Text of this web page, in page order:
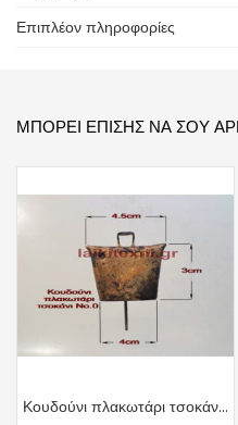
Επιπλέον πληροφορίες
ΜΠΟΡΕΊ ΕΠΊΣΗΣ ΝΑ ΣΟΥ
Κουδούνι πλακωτάρι τσοκάνι Νο.0.